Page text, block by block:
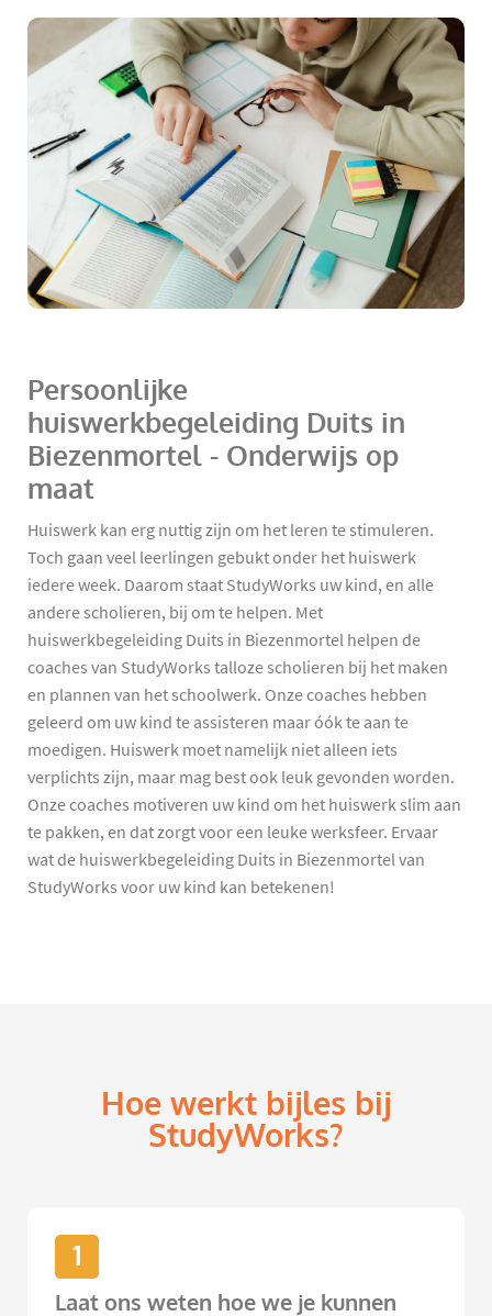
Persoonlijke
huiswerkbegeleiding Duits in
Biezenmortel - Onderwijs op
maat
Huiswerk kan erg nuttig zijn om het leren te stimuleren.
Toch gaan veel leerlingen gebukt onder het huiswerk
iedere week. Daarom staat StudyWorks uw kind, en alle
andere scholieren, bij om te helpen. Met
huiswerkbegeleiding Duits in Biezenmortel helpen de
coaches van StudyWorks talloze scholieren bij het maken
en plannen van het schoolwerk. Onze coaches hebben
geleerd om uw kind te assisteren maar óók te aan te
moedigen. Huiswerk moet namelijk niet alleen iets
verplichts zijn, maar mag best ook leuk gevonden worden.
Onze coaches motiveren uw kind om het huiswerk slim aan
te pakken, en dat zorgt voor een leuke werksfeer. Ervaar
wat de huiswerkbegeleiding Duits in Biezenmortel van
StudyWorks voor uw kind kan betekenen!
Hoe werkt bijles bij
StudyWorks?
1
Laat ons weten hoe we je kunnen